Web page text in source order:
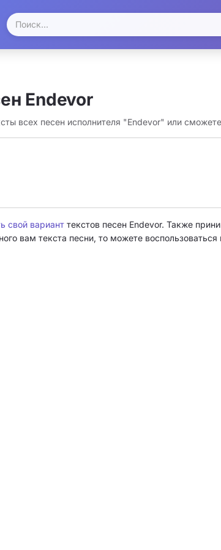
Endevor
всех песен исполнителя "Endevor" или
свой вариант текстов песен Endevor. Также
вам текста песни, то можете воспользоваться